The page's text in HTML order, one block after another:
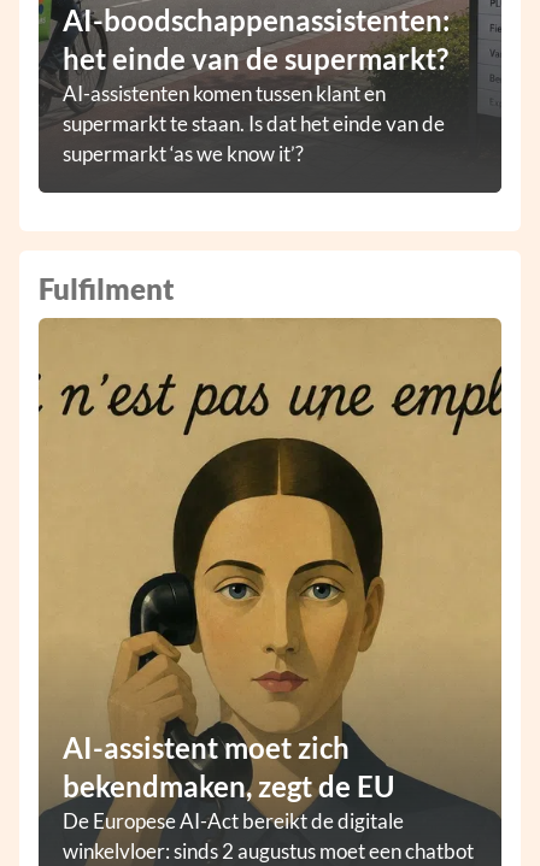
AI-boodschappenassistenten:
het einde van de supermarkt?
AI-assistenten komen tussen klant en
supermarkt te staan. Is dat het einde van de
supermarkt ‘as we know it’?
Fulfilment
AI-assistent moet zich
bekendmaken, zegt de EU
De Europese AI-Act bereikt de digitale
winkelvloer: sinds 2 augustus moet een chatbot